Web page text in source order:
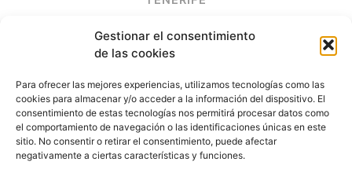
Gestionar el consentimiento
de las cookies
Para ofrecer las mejores experiencias, utilizamos tecnologías como las
cookies para almacenar y/o acceder a la información del dispositivo. El
consentimiento de estas tecnologías nos permitirá procesar datos como
el comportamiento de navegación o las identificaciones únicas en este
sitio. No consentir o retirar el consentimiento, puede afectar
negativamente a ciertas características y funciones.
LANZAROTE
FUERTEVENTURA
(+34) 928 678 261
electrimega@electrimega.es